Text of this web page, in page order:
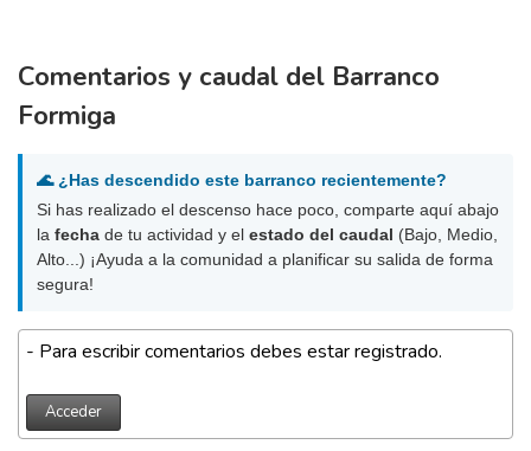
Comentarios y caudal del Barranco
Formiga
🌊 ¿Has descendido este barranco recientemente?
Si has realizado el descenso hace poco, comparte aquí abajo
la fecha de tu actividad y el estado del caudal (Bajo, Medio,
Alto...) ¡Ayuda a la comunidad a planificar su salida de forma
segura!
- Para escribir comentarios debes estar registrado.
Acceder